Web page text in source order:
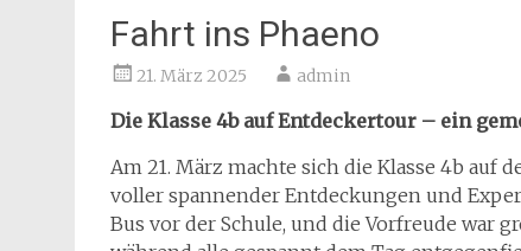
Fahrt ins Phaeno
21. März 2025 admin
Die Klasse 4b auf Entdeckertour – ein
Am 21. März machte sich die Klasse 4b auf
voller spannender Entdeckungen und
Bus vor der Schule, und die Vorfreude war